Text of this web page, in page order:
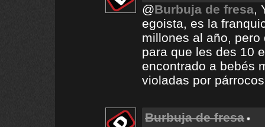
@Burbuja de fresa,
egoista, es la
millones al año,
para que les des 10
encontrado a bebés
violadas por párrocos
Burbuja de fresa